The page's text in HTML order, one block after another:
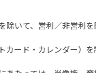
いて、営利／非営利を
ード・カレンダー）